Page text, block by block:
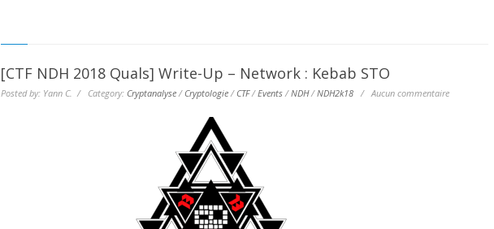
[CTF NDH 2018 Quals] Write-Up – Network : Kebab STO
Posted by: Yann C. / Category: Cryptanalyse / Cryptologie / CTF/Events /NDH/NDH2k18 /Aucun commentaire